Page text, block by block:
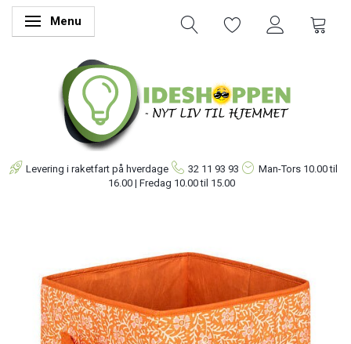
Skifte navigation
Menu
Levering i raketfart på hverdage 32 11 93 93 Man-Tors 10.00 til
16.00 | Fredag 10.00 til 15.00